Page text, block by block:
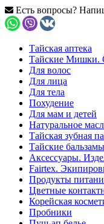
Есть вопросы?
Тайская аптека
Тайские Мишки.
Для волос
Для лица
Для тела
Похудение
Для мам и детей
Натуральное
Тайская зубная
Тайские бальзамы
Аксессуары.
Fairtex.
Продукты
Цветные
Корейская
Пробники